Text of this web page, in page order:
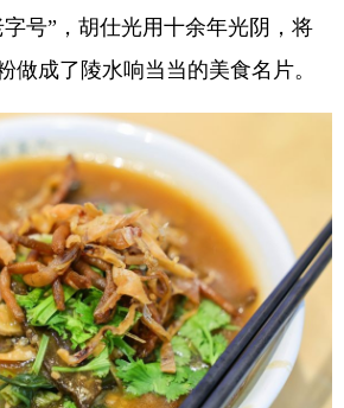
号”，胡仕光用十余年光阴，将
做成了陵水响当当的美食名片。